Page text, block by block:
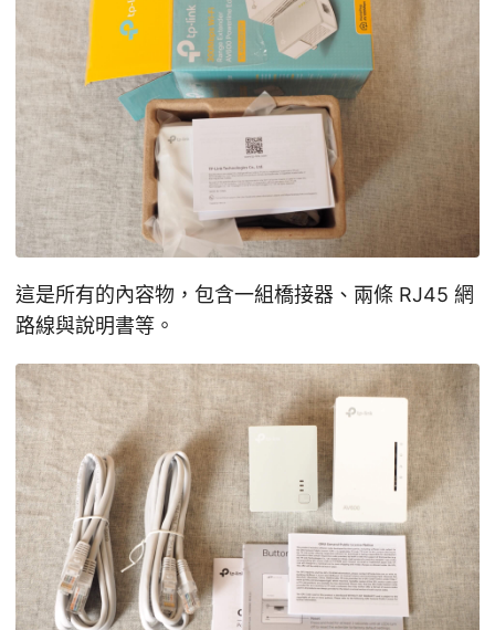
這是所有的內容物，包含一組橋接器、兩條 RJ45 網
路線與說明書等。